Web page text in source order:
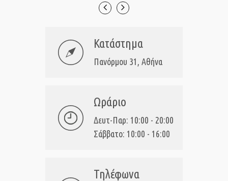
Κατάστημα
Πανόρμου 31, Αθήνα
Ωράριο
Δευτ-Παρ: 10:00 - 20:00
Σάββατο: 10:00 - 16:00
Τηλέφωνα